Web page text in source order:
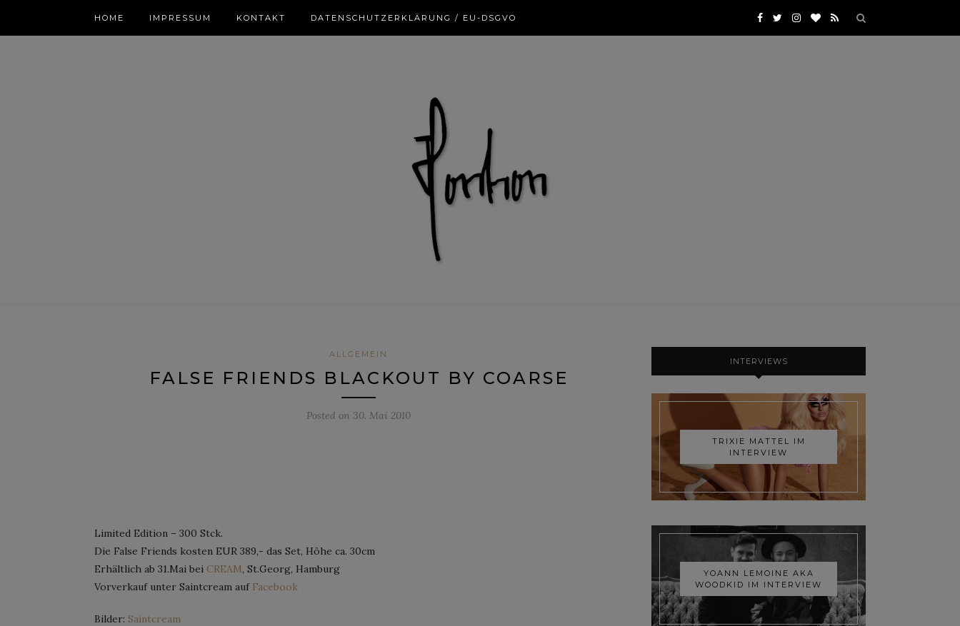
HOME IMPRESSUM KONTAKT DATENSCHUTZERKLÄRUNG / EU-DSGVO
ALLGEMEIN
FALSE FRIENDS BLACKOUT BY COARSE
Posted on 30. Mai 2010
Limited Edition – 300 Stck.
Die False Friends kosten EUR 389,- das Set, Höhe ca. 30cm
Erhältlich ab 31.Mai bei CREAM, St.Georg, Hamburg
Vorverkauf unter Saintcream auf Facebook
Bilder: Saintcream
INTERVIEWS
TRIXIE MATTEL IM
INTERVIEW
YOANN LEMOINE AKA
WOODKID IM INTERVIEW